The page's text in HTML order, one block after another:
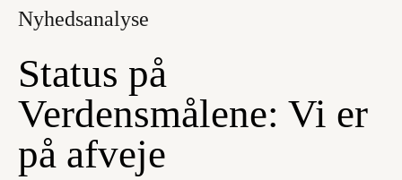
Nyhedsanalyse
Status på
Verdensmålene: Vi er
på afveje